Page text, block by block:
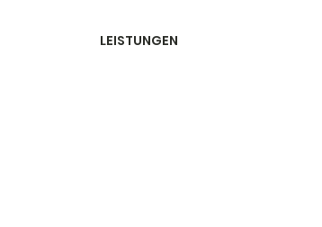
LEISTUNGEN